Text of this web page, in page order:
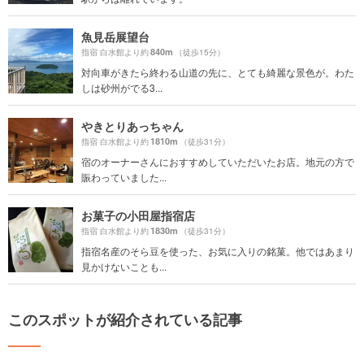
魚見岳展望台
指宿 白水館より約840m （徒歩15分）
対向車がきたら終わる山道の先に、とても綺麗な景色が。わた
しは砂州がでる3...
やきとりあっちゃん
指宿 白水館より約1810m （徒歩31分）
宿のオーナーさんにおすすめしていただいたお店。地元の方で
賑わっていました...
お菓子の小田屋指宿店
指宿 白水館より約1830m （徒歩31分）
指宿名産のそら豆を使った、お気に入りの銘菓。他ではあまり
見かけないことも...
このスポットが紹介されている記事